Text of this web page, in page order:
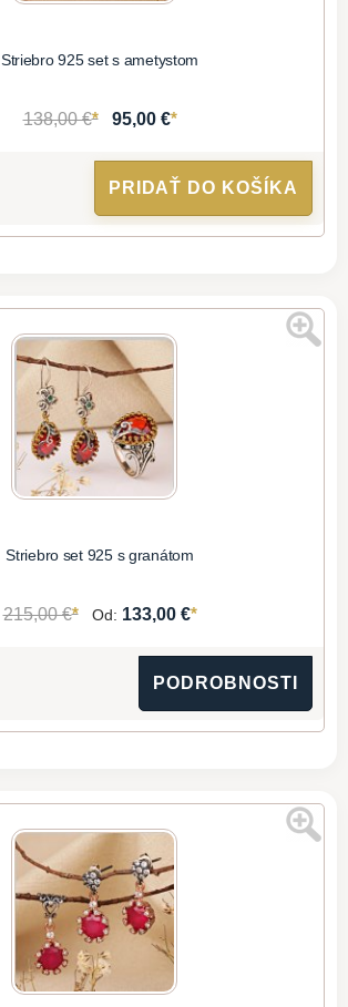
Striebro 925 set s ametystom
138,00 €* 95,00 €*
PRIDAŤ DO KOŠÍKA
Striebro set 925 s granátom
215,00 €* Od: 133,00 €*
PODROBNOSTI